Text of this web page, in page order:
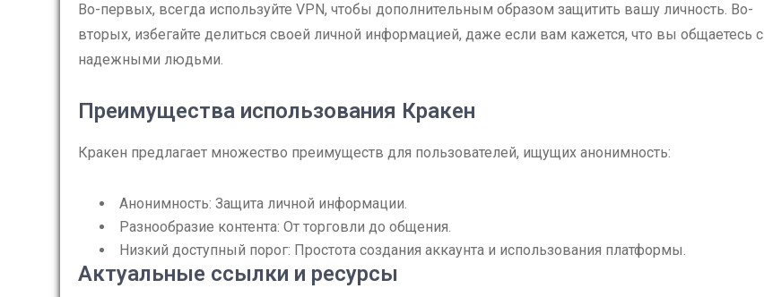
Во-первых, всегда используйте VPN, чтобы дополнительным образом защитить вашу личность. Во-
вторых, избегайте делиться своей личной информацией, даже если вам кажется, что вы общаетесь с
надежными людьми.
Преимущества использования Кракен
Кракен предлагает множество преимуществ для пользователей, ищущих анонимность:
Анонимность: Защита личной информации.
Разнообразие контента: От торговли до общения.
Низкий доступный порог: Простота создания аккаунта и использования платформы.
Актуальные ссылки и ресурсы